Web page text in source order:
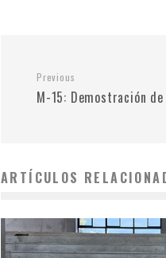
Previous
M-15: Demostración
ARTÍCULOS